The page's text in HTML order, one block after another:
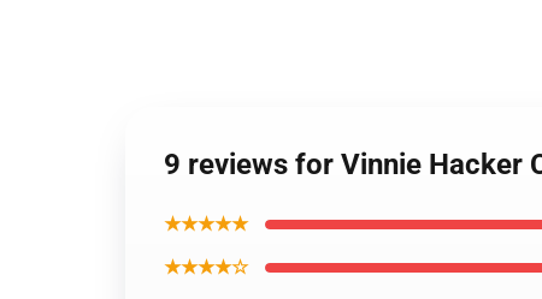
9 reviews for Vinnie Hacker
★★★★★
★★★★☆